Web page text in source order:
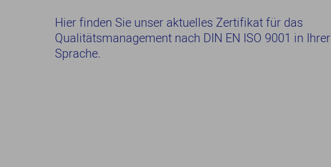
Hier finden Sie unser aktuelles Zertifikat für das
Qualitätsmanagement nach DIN EN ISO 9001 in Ihrer
Sprache.